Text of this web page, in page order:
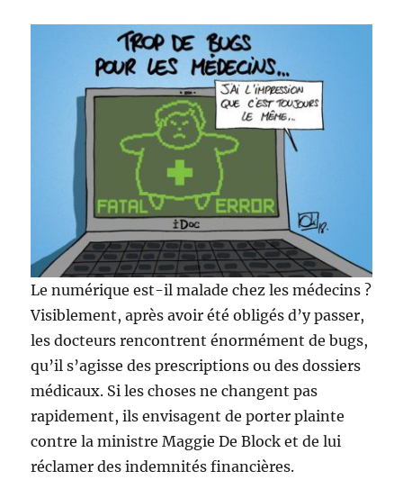
Le numérique est-il malade chez les médecins ?
Visiblement, après avoir été obligés d’y passer,
les docteurs rencontrent énormément de bugs,
qu’il s’agisse des prescriptions ou des dossiers
médicaux. Si les choses ne changent pas
rapidement, ils envisagent de porter plainte
contre la ministre Maggie De Block et de lui
réclamer des indemnités financières.